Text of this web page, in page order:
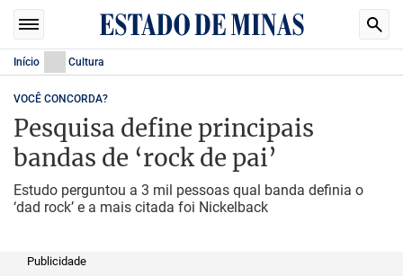
Início Cultura
VOCÊ CONCORDA?
Pesquisa define principais
bandas de ‘rock de pai’
Estudo perguntou a 3 mil pessoas qual banda definia o
‘dad rock’ e a mais citada foi Nickelback
Publicidade